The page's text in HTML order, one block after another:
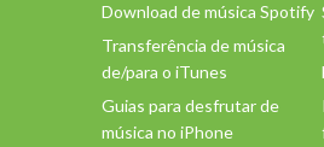
Download de música Spotify
Transferência de música
de/para o iTunes
Guias para desfrutar de
música no iPhone